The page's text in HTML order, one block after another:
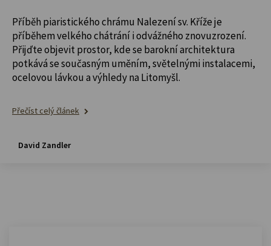
Příběh piaristického chrámu Nalezení sv. Kříže je
příběhem velkého chátrání i odvážného znovuzrození.
Přijďte objevit prostor, kde se barokní architektura
potkává se současným uměním, světelnými instalacemi,
ocelovou lávkou a výhledy na Litomyšl.
Přečíst celý článek
David Zandler